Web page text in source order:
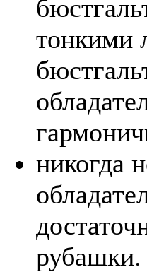
тонкими
никогда
рубашки.